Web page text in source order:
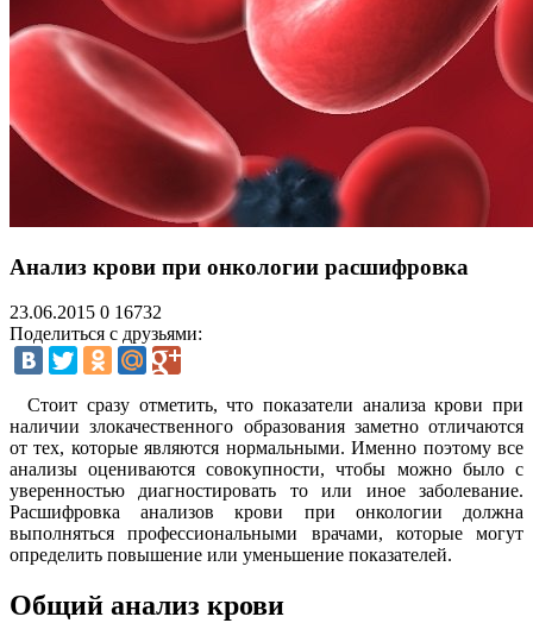
Анализ крови при онкологии расшифровка
23.06.2015 0 16732
Поделиться с друзьями:
Стоит сразу отметить, что показатели анализа крови при
наличии злокачественного образования заметно отличаются
от тех, которые являются нормальными. Именно поэтому все
анализы оцениваются совокупности, чтобы можно было с
уверенностью диагностировать то или иное заболевание.
Расшифровка анализов крови при онкологии должна
выполняться профессиональными врачами, которые могут
определить повышение или уменьшение показателей.
Общий анализ крови